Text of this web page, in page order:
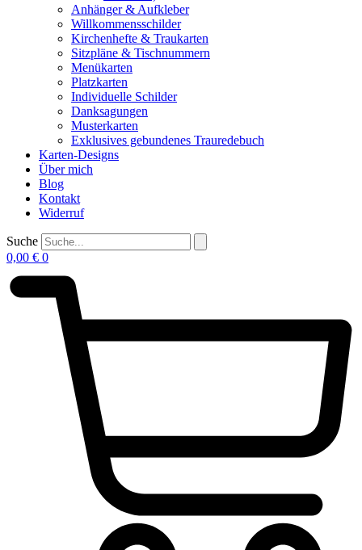
Anhänger & Aufkleber
Willkommensschilder
Kirchenhefte & Traukarten
Sitzpläne & Tischnummern
Menükarten
Platzkarten
Individuelle Schilder
Danksagungen
Musterkarten
Exklusives gebundenes Trauredebuch
Karten-Designs
Über mich
Blog
Kontakt
Widerruf
Suche
0,00 € 0